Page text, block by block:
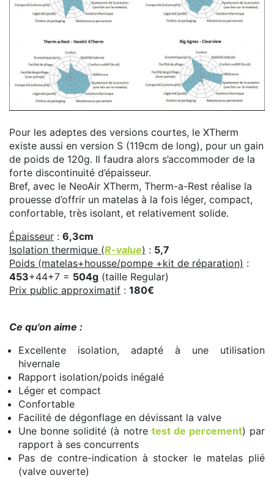
Pour les adeptes des versions courtes, le XTherm
existe aussi en version S (119cm de long), pour un gain
de poids de 120g. Il faudra alors s’accommoder de la
forte discontinuité d’épaisseur.
Bref, avec le NeoAir XTherm, Therm-a-Rest réalise la
prouesse d’offrir un matelas à la fois léger, compact,
confortable, très isolant, et relativement solide.
Épaisseur : 6,3cm
Isolation thermique (R-value) : 5,7
Poids (matelas+housse/pompe +kit de réparation) :
453+44+7 = 504g (taille Regular)
Prix public approximatif : 180€
Ce qu'on aime :
Excellente isolation, adapté à une utilisation
hivernale
Rapport isolation/poids inégalé
Léger et compact
Confortable
Facilité de dégonflage en dévissant la valve
Une bonne solidité (à notre test de percement) par
rapport à ses concurrents
Pas de contre-indication à stocker le matelas plié
(valve ouverte)